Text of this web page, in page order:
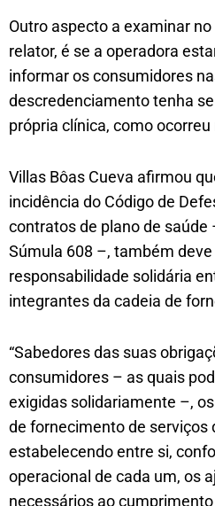
Outro aspecto a examinar
relator, é se a operadora
informar os consumidores
descredenciamento tenha
própria clínica, como
Villas Bôas Cueva afirmou
incidência do Código de
contratos de plano de saúde
Súmula 608 –, também
responsabilidade solidária
integrantes da cadeia de
“Sabedores das suas
consumidores – as quais
exigidas solidariamente –,
de fornecimento de serviços
estabelecendo entre si,
operacional de cada um, os
necessários ao